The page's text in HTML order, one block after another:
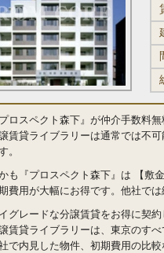
プロスペクト森下』が仲介手数料
賃貸ライブラリーは通常では不可
。
も『プロスペクト森下』は 【敷
費用が大幅にお得です。他社で
グレードな分譲賃貸をお得に契
賃貸ライブラリーは、東京のす
で内見した物件、初期費用の比較